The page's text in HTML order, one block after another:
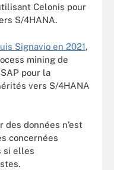
Celonis pour
S/4HANA.
Signavio en 2021,
mining de
pour la
vers S/4HANA
des données n’est
concernées
si elles